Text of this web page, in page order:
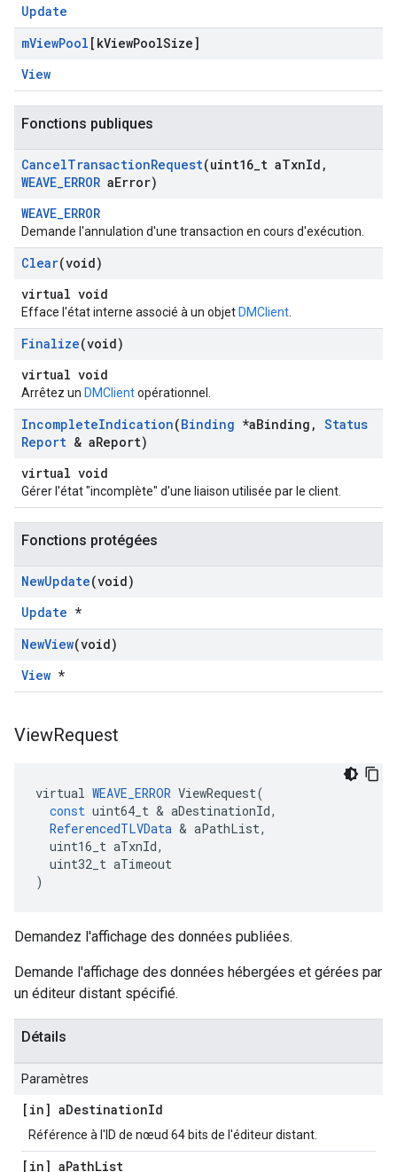
Update
mViewPool [kViewPoolSize]
View
Fonctions publiques
CancelTransactionRequest(uint16 t aTxnId ,
WEAVE_ERROR aError)
WEAVE_ERROR
Demande l'annulation d'une transaction en cours d'exécution.
Clear(void)
virtual void
Efface l'état interne associé à un objet DMClient
Finalize(void)
virtual void
Arrêtez un DMClientopérationnel.
IncompleteIndication(Binding *aBinding , Status
Report & aReport)
virtual void
Gérer l'état "incomplète" d'une liaison utilisée par le client.
Fonctions protégées
NewUpdate(void)
Update *
NewView(void)
View *
ViewRequest
virtual WEAVE_ERROR ViewRequest(
const uint64_t & aDestinationId,
ReferencedTLVData & aPathList,
uint16_t aTxnId,
uint32_t aTimeout
)
Demandez l'affichage des données publiées.
Demande l'affichage des données hébergées et gérées par
un éditeur distant spécifié.
Détails
Paramètres
[in] aDestinationId
Référence à l'ID de nœud 64 bits de l'éditeur distant.
[in] aPathList